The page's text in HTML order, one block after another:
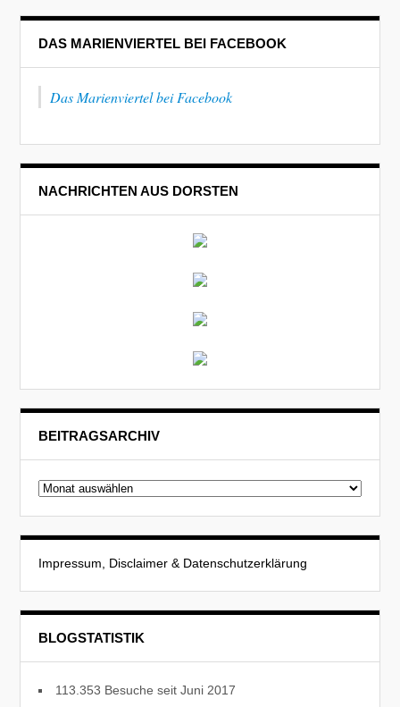
DAS MARIENVIERTEL BEI FACEBOOK
Das Marienviertel bei Facebook
NACHRICHTEN AUS DORSTEN
BEITRAGSARCHIV
Beitragsarchiv
Impressum, Disclaimer & Datenschutzerklärung
BLOGSTATISTIK
113.353 Besuche seit Juni 2017